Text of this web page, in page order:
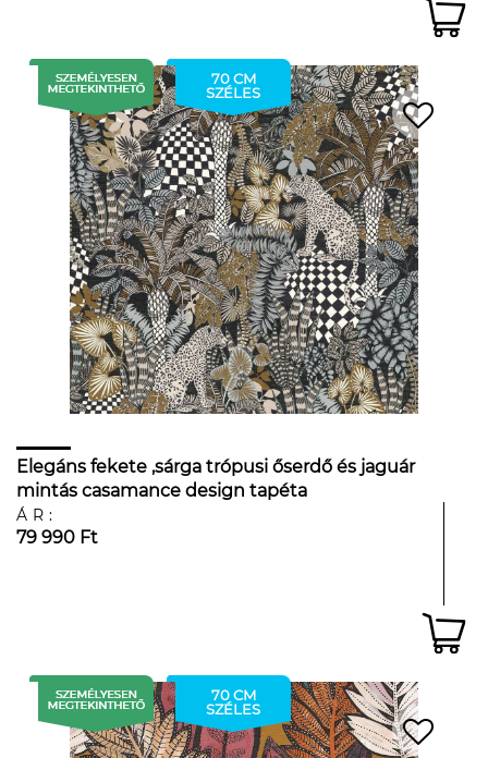
70 CM
SZÉLES
Elegáns fekete ,sárga trópusi őserdő és jaguár
mintás casamance design tapéta
ÁR:
79 990 Ft
70 CM
SZÉLES